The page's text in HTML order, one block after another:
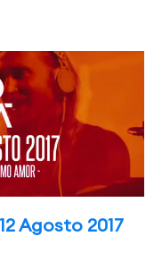
Agosto 2017